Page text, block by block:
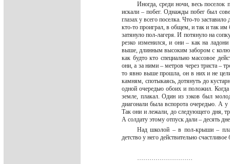
Иногда, среди ночи, весь поселок
искали – побег. Однажды побег был
глазах у всего поселка. Что-то
кто-то проиграл, в общем, и так и так
затянуло пол-лагеря. И потянуло на
резко изменился, и они – как на
выше, длинным высоким забором с
как будто кто специально массовое
они, а за ними – метров через триста –
то явно выше прошла, он в них и не
камням, спотыкаясь, дотянуть до
одной очередью обоих и положил.
земле, плакал. Один из зэков был
диагонали была вспорота очередью. А
Так они и лежали, до следующего дня,
А солдату этому отпуск дали – десять
Над школой – в пол-крыши
детство у него действительно
………………………